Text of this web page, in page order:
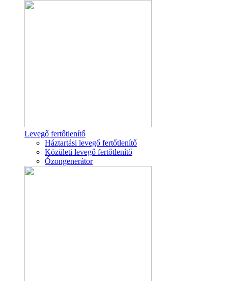
Levegő fertőtlenítő
Háztartási levegő fertőtlenítő
Közületi levegő fertőtlenítő
Ózongenerátor